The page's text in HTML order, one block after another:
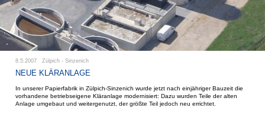
8.5.2007 Zülpich - Sinzenich
NEUE KLÄRANLAGE
In unserer Papierfabrik in Zülpich-Sinzenich wurde jetzt nach einjähriger Bauzeit die
vorhandene betriebseigene Kläranlage modernisiert: Dazu wurden Teile der alten
Anlage umgebaut und weitergenutzt, der größte Teil jedoch neu errichtet.